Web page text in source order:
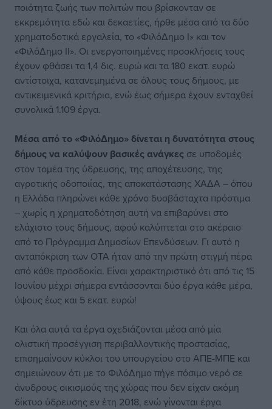
ποιότητα ζωής των πολιτών που βρίσκονταν σε
εκκρεμότητα εδώ και δεκαετίες, ήρθε μέσα από τα δύο
χρηματοδοτικά εργαλεία, το «ΦιλόΔημο Ι» και τον
«ΦιλόΔημο ΙΙ». Οι ενεργοποιημένες προσκλήσεις τους
έχουν φθάσει τα 1,4 δις. ευρώ και τα 180 εκατ. ευρώ
αντίστοιχα, κατανεμημένα σε όλους τους δήμους, με
αντικειμενικά κριτήρια, ενώ έως σήμερα έχουν ενταχθεί
συνολικά 1.109 έργα.
Mέσα από το «ΦιλόΔημο» δίνεται η δυνατότητα στους
δήμους να καλύψουν βασικές ανάγκες σε υποδομές
στον τομέα της ύδρευσης, της αποχέτευσης, της
αγροτικής οδοποιίας, της αποκατάστασης ΧΑΔΑ – όπου
η Ελλάδα πληρώνει κάθε χρόνο δυσβάσταχτα πρόστιμα
– χωρίς η χρηματοδότηση αυτή να επιβαρύνει στο
ελάχιστο τους δήμους, αφού καλύπτεται στο ακέραιο
από το Πρόγραμμα Δημοσίων Επενδύσεων. Γι αυτό η
ανταπόκριση των ΟΤΑ ήταν από την πρώτη στιγμή πέρα
από κάθε προσδοκία. Είναι χαρακτηριστικό ότι από τις 15
Ιουνίου μέχρι σήμερα εντάσσονται δύο έργα κάθε μέρα,
ύψους έως και 5 εκατ. ευρώ!
Και όλα αυτά τα έργα σχεδιάζονται μέσα από μία
ολιστική προσέγγιση περιβαλλοντικής προστασίας,
επισημαίνουν κύκλοι του υπουργείου στο ΑΠΕ-ΜΠΕ και
σημειώνουν ότι με το ΦιλόΔημο πήγε πόσιμο νερό σε
άνυδρους οικισμούς της χώρας που δεν είχαν ακόμη
δίκτυο ύδρευσης εν έτη 2018, ενώ γίνονται έργα